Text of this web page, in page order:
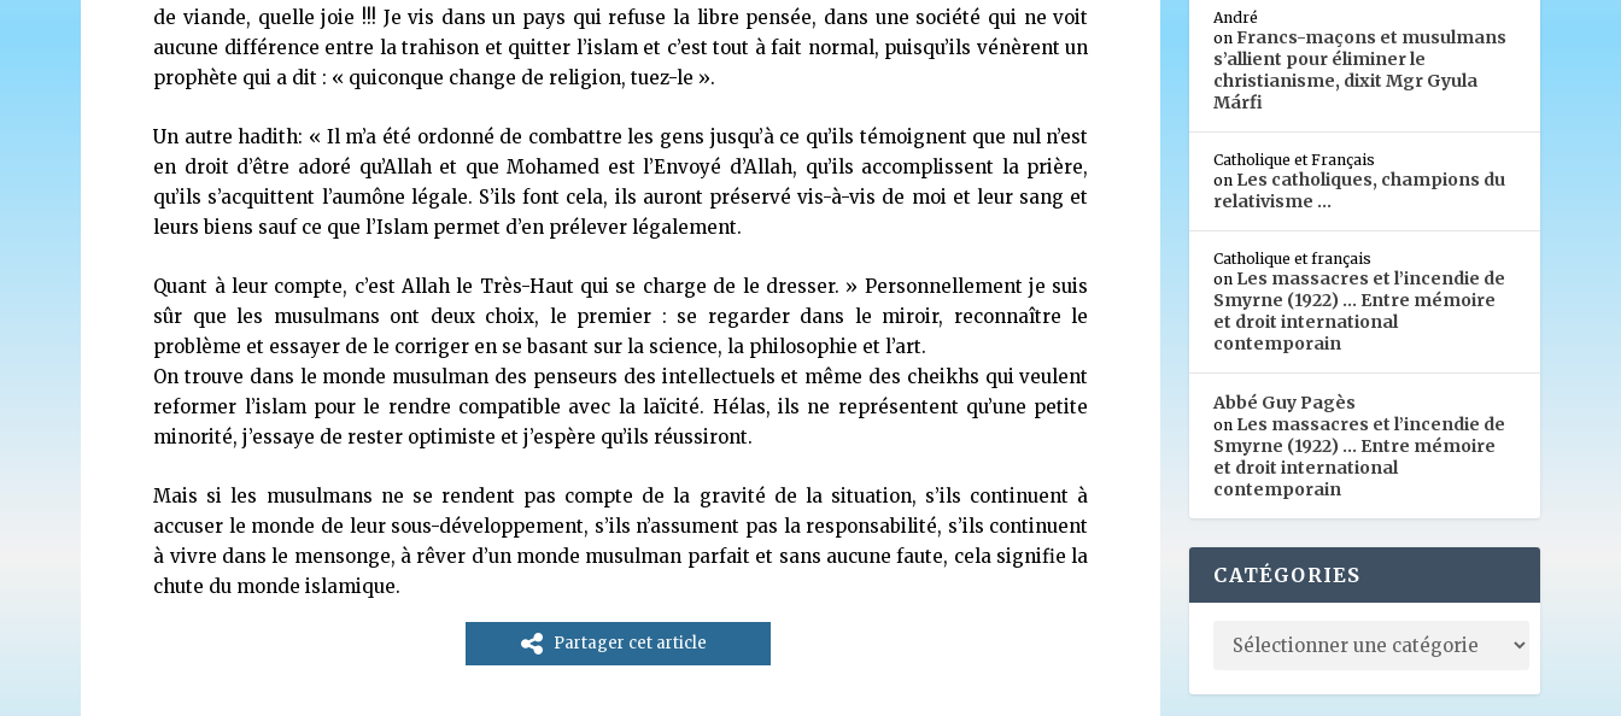
de viande, quelle joie !!! Je vis dans un pays qui refuse la libre pensée, dans une société qui ne voit
aucune différence entre la trahison et quitter l’islam et c’est tout à fait normal, puisqu’ils vénèrent un
prophète qui a dit : « quiconque change de religion, tuez-le ».
Un autre hadith: « Il m’a été ordonné de combattre les gens jusqu’à ce qu’ils témoignent que nul n’est
en droit d’être adoré qu’Allah et que Mohamed est l’Envoyé d’Allah, qu’ils accomplissent la prière,
qu’ils s’acquittent l’aumône légale. S’ils font cela, ils auront préservé vis-à-vis de moi et leur sang et
leurs biens sauf ce que l’Islam permet d’en prélever légalement.
Quant à leur compte, c’est Allah le Très-Haut qui se charge de le dresser. » Personnellement je suis
sûr que les musulmans ont deux choix, le premier : se regarder dans le miroir, reconnaître le
problème et essayer de le corriger en se basant sur la science, la philosophie et l’art.
On trouve dans le monde musulman des penseurs des intellectuels et même des cheikhs qui veulent
reformer l’islam pour le rendre compatible avec la laïcité. Hélas, ils ne représentent qu’une petite
minorité, j’essaye de rester optimiste et j’espère qu’ils réussiront.
Mais si les musulmans ne se rendent pas compte de la gravité de la situation, s’ils continuent à
accuser le monde de leur sous-développement, s’ils n’assument pas la responsabilité, s’ils continuent
à vivre dans le mensonge, à rêver d’un monde musulman parfait et sans aucune faute, cela signifie la
chute du monde islamique.
Partager cet article
André
onFrancs-maçons et musulmans
s’allient pour éliminer le
christianisme, dixit Mgr Gyula
Márfi
Catholique et Français
on Les catholiques, champions du
relativisme …
Catholique et français
on Les massacres et l’incendie de
Smyrne (1922) … Entre mémoire
et droit international
contemporain
Abbé Guy Pagès
on Les massacres et l’incendie de
Smyrne (1922) … Entre mémoire
et droit international
contemporain
CATÉGORIES